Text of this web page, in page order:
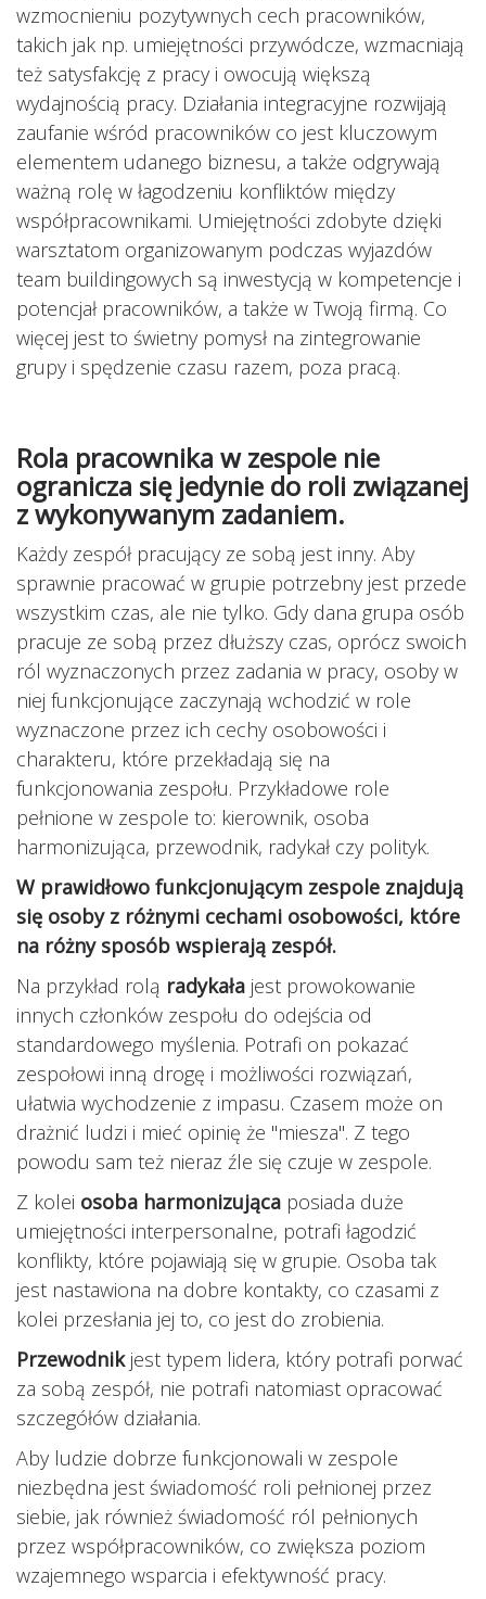
wzmocnieniu pozytywnych cech pracowników,
takich jak np. umiejętności przywódcze, wzmacniają
też satysfakcję z pracy i owocują większą
wydajnością pracy. Działania integracyjne rozwijają
zaufanie wśród pracowników co jest kluczowym
elementem udanego biznesu, a także odgrywają
ważną rolę w łagodzeniu konfliktów między
współpracownikami. Umiejętności zdobyte dzięki
warsztatom organizowanym podczas wyjazdów
team buildingowych są inwestycją w kompetencje i
potencjał pracowników, a także w Twoją firmą. Co
więcej jest to świetny pomysł na zintegrowanie
grupy i spędzenie czasu razem, poza pracą.
Rola pracownika w zespole nie
ogranicza się jedynie do roli związanej
z wykonywanym zadaniem.
Każdy zespół pracujący ze sobą jest inny. Aby
sprawnie pracować w grupie potrzebny jest przede
wszystkim czas, ale nie tylko. Gdy dana grupa osób
pracuje ze sobą przez dłuższy czas, oprócz swoich
ról wyznaczonych przez zadania w pracy, osoby w
niej funkcjonujące zaczynają wchodzić w role
wyznaczone przez ich cechy osobowości i
charakteru, które przekładają się na
funkcjonowania zespołu. Przykładowe role
pełnione w zespole to: kierownik, osoba
harmonizująca, przewodnik, radykał czy polityk.
W prawidłowo funkcjonującym zespole znajdują
się osoby z różnymi cechami osobowości, które
na różny sposób wspierają zespół.
Na przykład rolą radykała jest prowokowanie
innych członków zespołu do odejścia od
standardowego myślenia. Potrafi on pokazać
zespołowi inną drogę i możliwości rozwiązań,
ułatwia wychodzenie z impasu. Czasem może on
drażnić ludzi i mieć opinię że "miesza". Z tego
powodu sam też nieraz źle się czuje w zespole.
Z kolei osoba harmonizująca posiada duże
umiejętności interpersonalne, potrafi łagodzić
konflikty, które pojawiają się w grupie. Osoba tak
jest nastawiona na dobre kontakty, co czasami z
kolei przesłania jej to, co jest do zrobienia.
Przewodnikjest typem lidera, który potrafi porwać
za sobą zespół, nie potrafi natomiast opracować
szczegółów działania.
Aby ludzie dobrze funkcjonowali w zespole
niezbędna jest świadomość roli pełnionej przez
siebie, jak również świadomość ról pełnionych
przez współpracowników, co zwiększa poziom
wzajemnego wsparcia i efektywność pracy.